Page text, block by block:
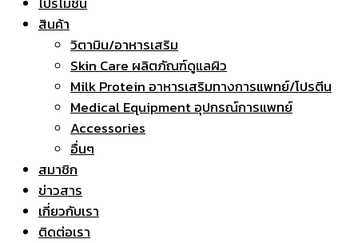
สินค้า
วิตามิน/อาหารเสริม
Skin Care ผลิตภัณฑ์ดูแลผิว
Milk Protein อาหารเสริมทางการแพทย์/โปรตีน
Medical Equipment อุปกรณ์การแพทย์
Accessories
อื่นๆ
สมาชิก
ข่าวสาร
เกี่ยวกับเรา
ติดต่อเรา